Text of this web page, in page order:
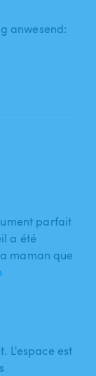
anwesend:
parfait
a été
maman que
L'espace est